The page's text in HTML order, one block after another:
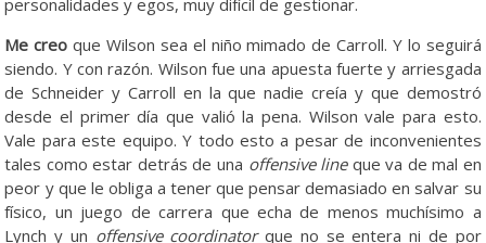
Me creo que Wilson sea el niño mimado de Carroll. Y lo seguirá
siendo. Y con razón. Wilson fue una apuesta fuerte y arriesgada
de Schneider y Carroll en la que nadie creía y que demostró
desde el primer día que valió la pena. Wilson vale para esto.
Vale para este equipo. Y todo esto a pesar de inconvenientes
tales como estar detrás de una offensive lineque va de mal en
peor y que le obliga a tener que pensar demasiado en salvar su
físico, un juego de carrera que echa de menos muchísimo a
Lynch y un offensive coordinatorque no se entera ni de por